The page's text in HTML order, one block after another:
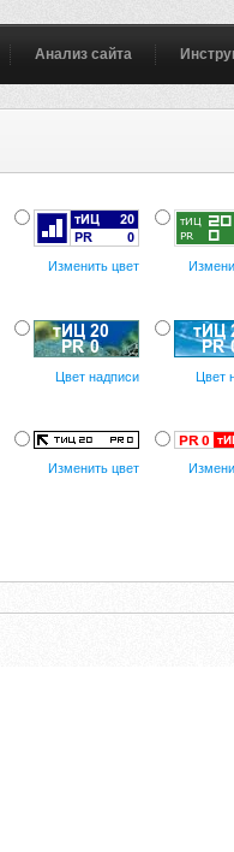
Анализ сайта
Изменить цвет
Цвет надписи Цвет
Изменить цвет